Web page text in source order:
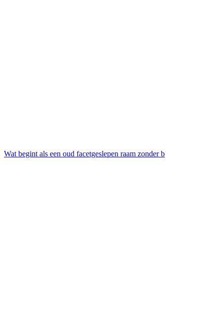
Wat begint als een oud facetgeslepen raam zonder b